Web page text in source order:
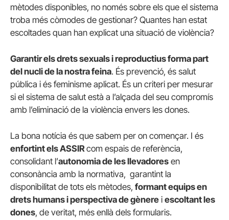
mètodes disponibles, no només sobre els que el sistema
troba més còmodes de gestionar? Quantes han estat
escoltades quan han explicat una situació de violència?
Garantir els drets sexuals i reproductius forma part
del nucli de la nostra feina. És prevenció, és salut
pública i és feminisme aplicat. És un criteri per mesurar
si el sistema de salut està a l’alçada del seu compromís
amb l’eliminació de la violència envers les dones.
La bona notícia és que sabem per on començar. I és
enfortint els ASSIRcom espais de referència,
consolidant l’autonomia de les llevadores en
consonància amb la normativa, garantint la
disponibilitat de tots els mètodes, formant equips en
drets humans i perspectiva de gènere i escoltant les
dones, de veritat, més enllà dels formularis.